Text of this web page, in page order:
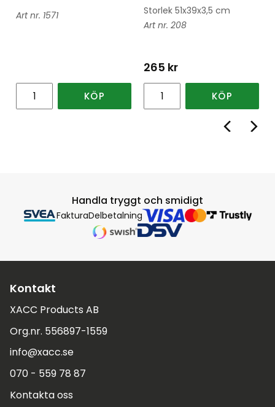
1571
KÖP
Storlek 51x39x3,5 cm
208
265 kr
KÖP
Handla tryggt och smidigt
FakturaDelbetalning
Kontakt
XACC Products AB
Org.nr. 556897-1559
info@xacc.se
070 - 559 78 87
Kontakta oss